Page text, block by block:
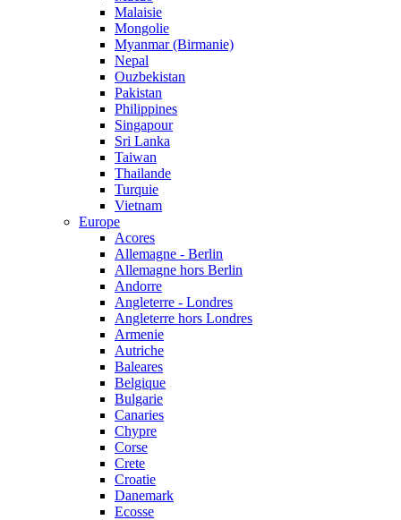
Malaisie
Mongolie
Myanmar (Birmanie)
Nepal
Ouzbekistan
Pakistan
Philippines
Singapour
Sri Lanka
Taiwan
Thailande
Turquie
Vietnam
Europe
Acores
Allemagne - Berlin
Allemagne hors Berlin
Andorre
Angleterre - Londres
Angleterre hors Londres
Armenie
Autriche
Baleares
Belgique
Bulgarie
Canaries
Chypre
Corse
Crete
Croatie
Danemark
Ecosse